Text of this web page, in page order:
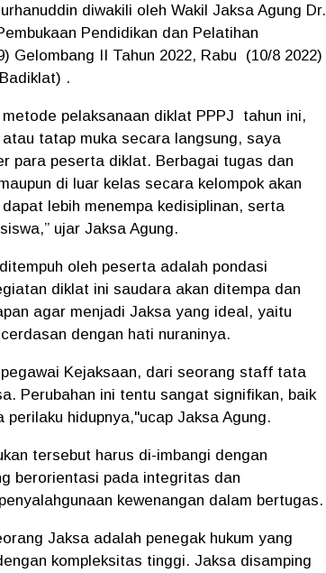
diwakili oleh Wakil Jaksa Agung Dr.
Pendidikan dan Pelatihan
Gelombang II Tahun 2022, Rabu (10/8 2022)
.
pelaksanaan diklat PPPJ tahun ini,
tatap muka secara langsung, saya
para peserta diklat. Berbagai tugas dan
di luar kelas secara kelompok akan
lebih menempa kedisiplinan, serta
ujar Jaksa Agung.
oleh peserta adalah pondasi
diklat ini saudara akan ditempa dan
agar menjadi Jaksa yang ideal, yaitu
dengan hati nuraninya.
Kejaksaan, dari seorang staff tata
Perubahan ini tentu sangat signifikan, baik
hidupnya,"ucap Jaksa Agung.
tersebut harus di-imbangi dengan
berorientasi pada integritas dan
kewenangan dalam bertugas.
Jaksa adalah penegak hukum yang
kompleksitas tinggi. Jaksa disamping